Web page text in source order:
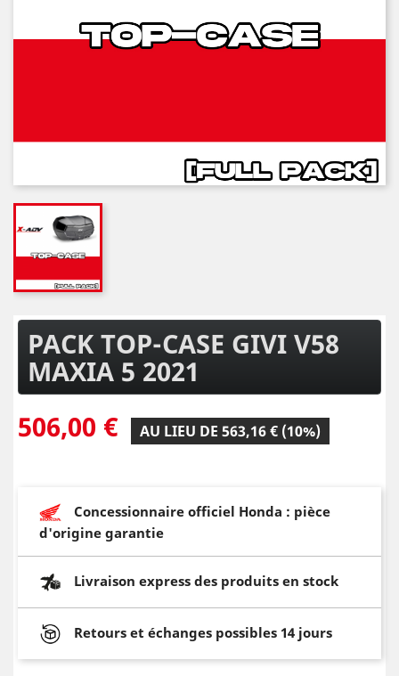
PACK TOP-CASE GIVI V58
MAXIA 5 2021
506,00 €
AU LIEU DE 563,16 € (10%)
Concessionnaire officiel Honda : pièce
d'origine garantie
Livraison express des produits en stock
Retours et échanges possibles 14 jours